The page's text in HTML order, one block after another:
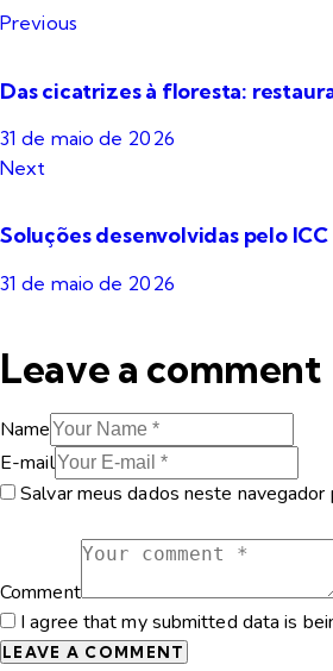
Navegação
de
Post
Previous
Das cicatrizes à floresta:
31 de maio de 2026
Next
Soluções desenvolvidas pelo
31 de maio de 2026
Leave a comment
Name
E-mail
Salvar meus dados neste navegador
Comment
I agree that my submitted data is